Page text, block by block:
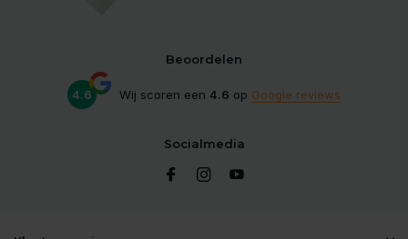
Beoordelen
4.6 Wij scoren een 4.6 op Google reviews
Socialmedia